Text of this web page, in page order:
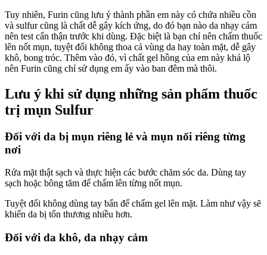
Tuy nhiên, Furin cũng lưu ý thành phần em này có chứa nhiều cồn
và sulfur cũng là chất dễ gây kích ứng, do đó bạn nào da nhạy cảm
nên test cẩn thận trước khi dùng. Đặc biệt là bạn chỉ nên chấm thuốc
lên nốt mụn, tuyệt đối không thoa cả vùng da hay toàn mặt, dễ gây
khô, bong tróc. Thêm vào đó, vì chất gel hồng của em này khá lộ
nên Furin cũng chỉ sử dụng em ấy vào ban đêm mà thôi.
Lưu ý khi sử dụng những sản phẩm thuốc
trị mụn Sulfur
Đối với da bị mụn riêng lẻ và mụn nổi riêng từng
nơi
Rửa mặt thật sạch và thực hiện các bước chăm sóc da. Dùng tay
sạch hoặc bông tăm để chấm lên từng nốt mụn.
Tuyệt đối không dùng tay bẩn để chấm gel lên mặt. Làm như vậy sẽ
khiến da bị tổn thương nhiều hơn.
Đối với da khô, da nhạy cảm